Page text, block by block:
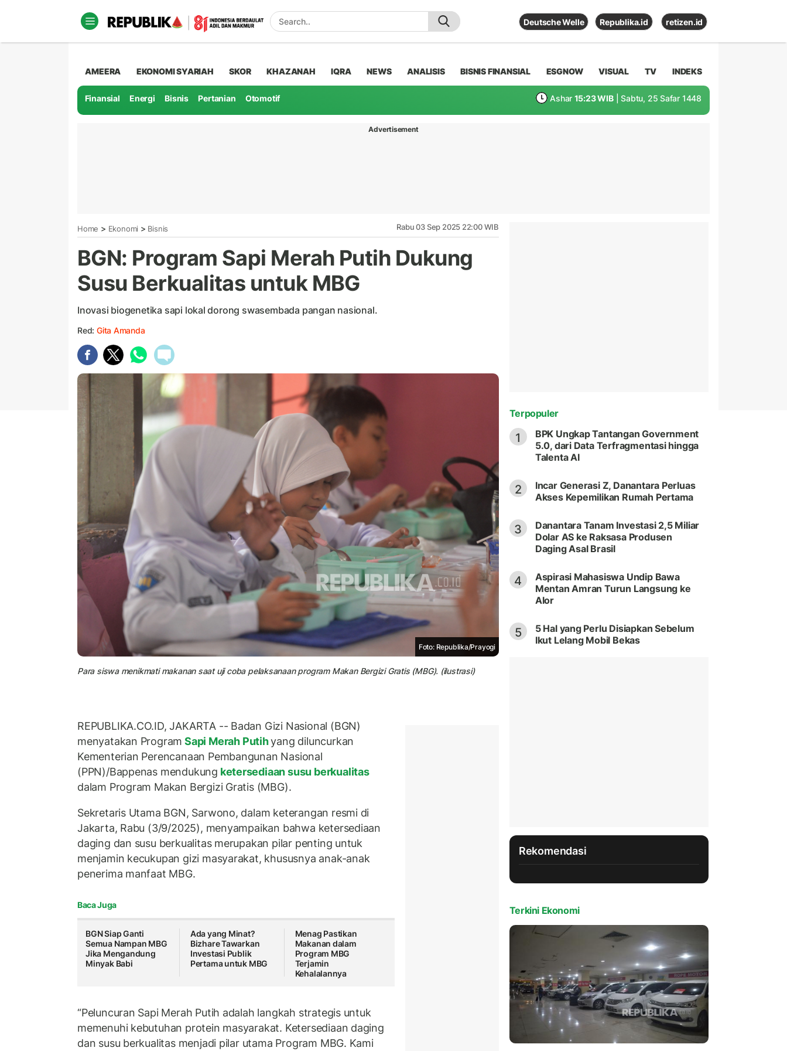
Deutsche Welle Republika.id retizen.id
AMEERA EKONOMI SYARIAH SKOR KHAZANAH IQRA NEWS ANALISIS BISNIS FINANSIAL ESGNOW VISUAL TV INDEKS
Finansial Energi Bisnis Pertanian Otomotif Ashar 15:23 WIB | Sabtu, 25 Safar 1448
Advertisement
Home > Ekonomi > Bisnis Rabu 03 Sep 2025 22:00 WIB
BGN: Program Sapi Merah Putih Dukung
Susu Berkualitas untuk MBG
Inovasi biogenetika sapi lokal dorong swasembada pangan nasional.
Red: Gita Amanda
Foto: Republika/Prayogi
Para siswa menikmati makanan saat uji coba pelaksanaan program Makan Bergizi Gratis (MBG). (ilustrasi)
REPUBLIKA.CO.ID, JAKARTA -- Badan Gizi Nasional (BGN)
menyatakan Program Sapi Merah Putihyang diluncurkan
Kementerian Perencanaan Pembangunan Nasional
(PPN)/Bappenas mendukung ketersediaan susu berkualitas
dalam Program Makan Bergizi Gratis (MBG).
Sekretaris Utama BGN, Sarwono, dalam keterangan resmi di
Jakarta, Rabu (3/9/2025), menyampaikan bahwa ketersediaan
daging dan susu berkualitas merupakan pilar penting untuk
menjamin kecukupan gizi masyarakat, khususnya anak-anak
penerima manfaat MBG.
Baca Juga
BGN Siap Ganti
Semua Nampan MBG
Jika Mengandung
Minyak Babi
Ada yang Minat?
Bizhare Tawarkan
Investasi Publik
Pertama untuk MBG
Menag Pastikan
Makanan dalam
Program MBG
Terjamin
Kehalalannya
“Peluncuran Sapi Merah Putih adalah langkah strategis untuk
memenuhi kebutuhan protein masyarakat. Ketersediaan daging
dan susu berkualitas menjadi pilar utama Program MBG. Kami
Terpopuler
1
BPK Ungkap Tantangan Government
5.0, dari Data Terfragmentasi hingga
Talenta AI
2
Incar Generasi Z, Danantara Perluas
Akses Kepemilikan Rumah Pertama
3
Danantara Tanam Investasi 2,5 Miliar
Dolar AS ke Raksasa Produsen
Daging Asal Brasil
4
Aspirasi Mahasiswa Undip Bawa
Mentan Amran Turun Langsung ke
Alor
5
5 Hal yang Perlu Disiapkan Sebelum
Ikut Lelang Mobil Bekas
Rekomendasi
Terkini Ekonomi